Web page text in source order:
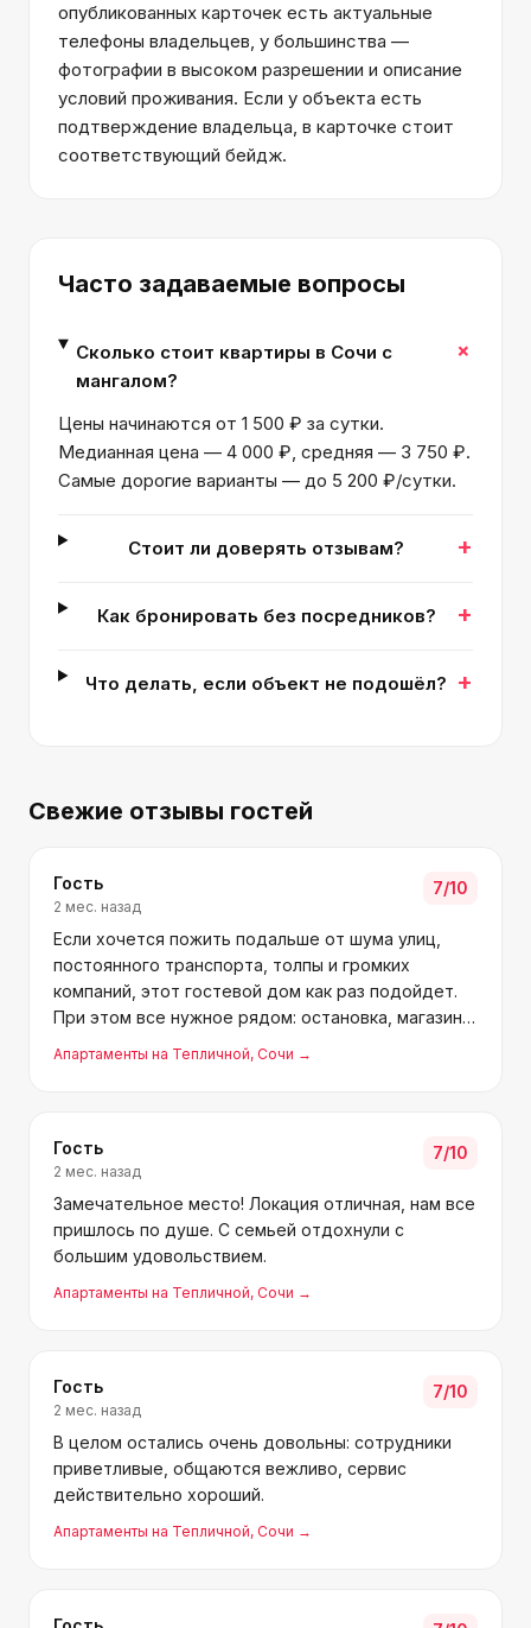
опубликованных карточек есть актуальные
телефоны владельцев, у большинства —
фотографии в высоком разрешении и описание
условий проживания. Если у объекта есть
подтверждение владельца, в карточке стоит
соответствующий бейдж.
Часто задаваемые вопросы
Сколько стоит квартиры в Сочи с
мангалом?
+
Цены начинаются от 1 500 ₽ за сутки.
Медианная цена — 4 000 ₽, средняя — 3 750 ₽.
Самые дорогие варианты — до 5 200 ₽/сутки.
Стоит ли доверять отзывам? +
Как бронировать без посредников? +
Что делать, если объект не подошёл? +
Свежие отзывы гостей
Гость
2 мес. назад
7/10
Если хочется пожить подальше от шума улиц,
постоянного транспорта, толпы и громких
компаний, этот гостевой дом как раз подойдет.
При этом все нужное рядом: остановка, магазин,
аптека и кафе буквально в трех минутах.
Персонал очень душевный, создает комфорт и
Апартаменты на Тепличной, Сочи →
Гость
2 мес. назад
7/10
Замечательное место! Локация отличная, нам все
пришлось по душе. С семьей отдохнули с
большим удовольствием.
Апартаменты на Тепличной, Сочи →
Гость
2 мес. назад
7/10
В целом остались очень довольны: сотрудники
приветливые, общаются вежливо, сервис
действительно хороший.
Апартаменты на Тепличной, Сочи →